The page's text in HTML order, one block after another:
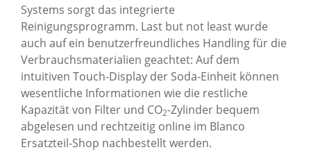
Systems sorgt das integrierte
Reinigungsprogramm. Last but not least wurde
auch auf ein benutzerfreundliches Handling für die
Verbrauchsmaterialien geachtet: Auf dem
intuitiven Touch-Display der Soda-Einheit können
wesentliche Informationen wie die restliche
Kapazität von Filter und CO2-Zylinder bequem
abgelesen und rechtzeitig online im Blanco
Ersatzteil-Shop nachbestellt werden.